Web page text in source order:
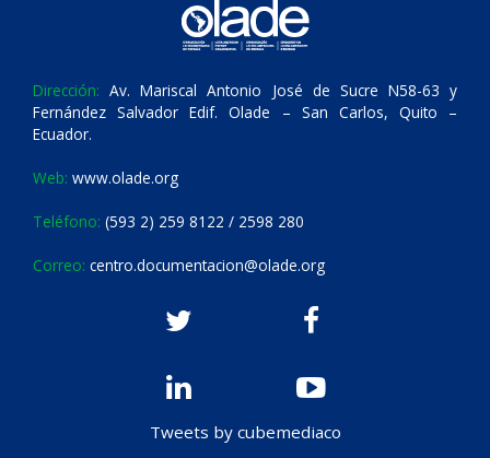
Dirección: Av. Mariscal Antonio José de Sucre N58-63 y
Fernández Salvador Edif. Olade – San Carlos, Quito –
Ecuador.
Web: www.olade.org
Teléfono: (593 2) 259 8122 / 2598 280
Correo: centro.documentacion@olade.org
Tweets by cubemediaco